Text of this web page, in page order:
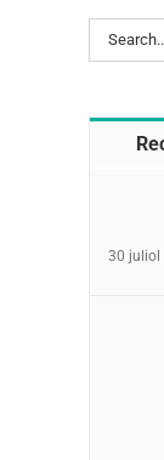
Search
for:
30 juliol